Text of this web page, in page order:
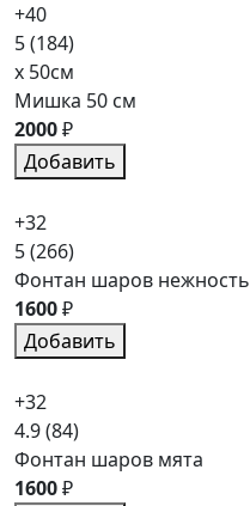
+40
5(184)
x 50см
Мишка 50 см
2000₽
Добавить
+32
5(266)
Фонтан шаров нежность
1600₽
Добавить
+32
4.9(84)
Фонтан шаров мята
1600₽